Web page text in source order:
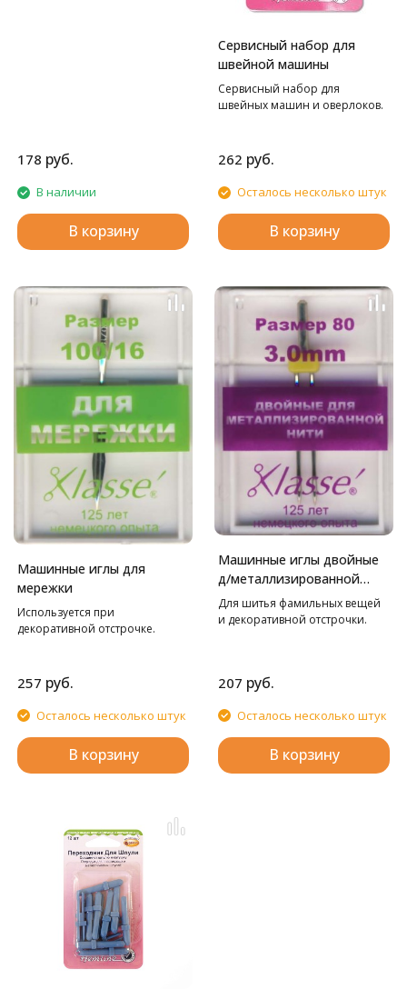
178 руб.
В наличии
В корзину
Сервисный набор для
швейной машины
Сервисный набор для
швейных машин и оверлоков.
262 руб.
Осталось несколько штук
В корзину
Машинные иглы для
мережки
Используется при
декоративной отстрочке.
257 руб.
Осталось несколько штук
В корзину
Машинные иглы двойные
д/металлизированной
нити
Для шитья фамильных вещей
и декоративной отстрочки.
207 руб.
Осталось несколько штук
В корзину